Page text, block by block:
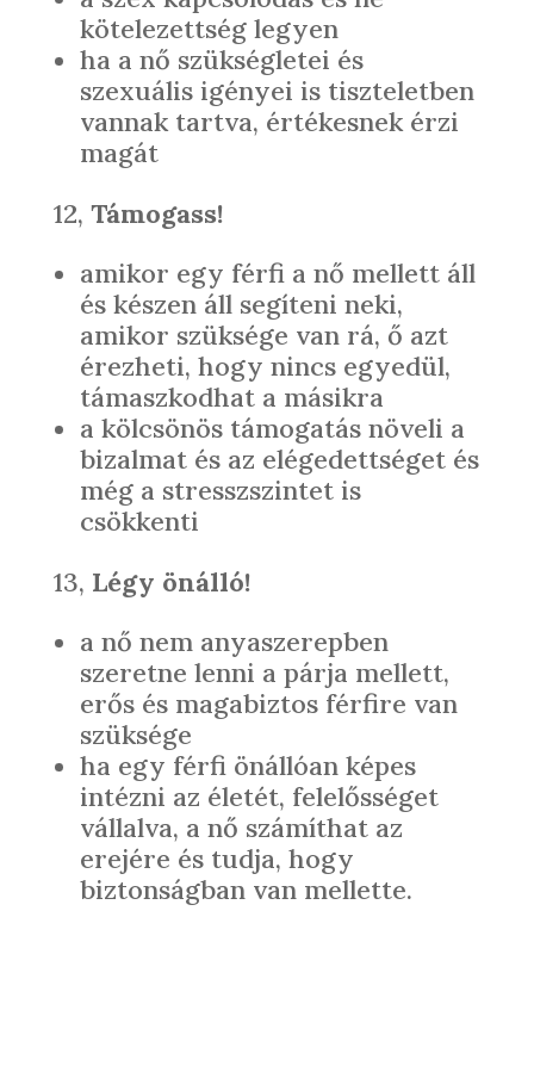
kötelezettség legyen
ha a nő szükségletei és
szexuális igényei is tiszteletben
vannak tartva, értékesnek érzi
magát
12, Támogass!
amikor egy férfi a nő mellett áll
és készen áll segíteni neki,
amikor szüksége van rá, ő azt
érezheti, hogy nincs egyedül,
támaszkodhat a másikra
a kölcsönös támogatás növeli a
bizalmat és az elégedettséget és
még a stresszszintet is
csökkenti
13, Légy önálló!
a nő nem anyaszerepben
szeretne lenni a párja mellett,
erős és magabiztos férfire van
szüksége
ha egy férfi önállóan képes
intézni az életét, felelősséget
vállalva, a nő számíthat az
erejére és tudja, hogy
biztonságban van mellette.